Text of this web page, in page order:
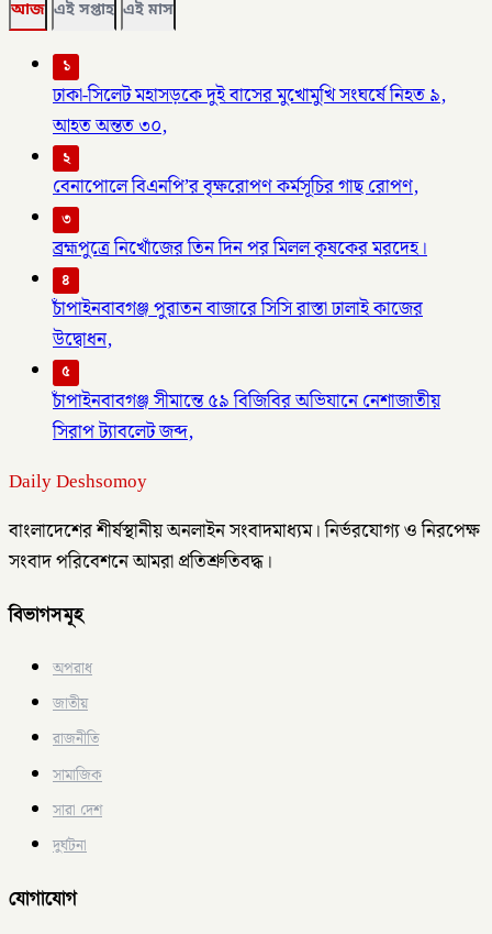
আজ এই সপ্তাহ এই মাস
১
ঢাকা-সিলেট মহাসড়কে দুই বাসের মুখোমুখি সংঘর্ষে নিহত ৯,
আহত অন্তত ৩০,
২
বেনাপোলে বিএনপি’র বৃক্ষরোপণ কর্মসূচির গাছ রোপণ,
৩
ব্রহ্মপুত্রে নিখোঁজের তিন দিন পর মিলল কৃষকের মরদেহ।
৪
চাঁপাইনবাবগঞ্জ পুরাতন বাজারে সিসি রাস্তা ঢালাই কাজের
উদ্বোধন,
৫
চাঁপাইনবাবগঞ্জ সীমান্তে ৫৯ বিজিবির অভিযানে নেশাজাতীয়
সিরাপ ট্যাবলেট জব্দ,
Daily Deshsomoy
বাংলাদেশের শীর্ষস্থানীয় অনলাইন সংবাদমাধ্যম। নির্ভরযোগ্য ও নিরপেক্ষ
সংবাদ পরিবেশনে আমরা প্রতিশ্রুতিবদ্ধ।
বিভাগসমূহ
অপরাধ
জাতীয়
রাজনীতি
সামাজিক
সারা দেশ
দুর্ঘটনা
যোগাযোগ